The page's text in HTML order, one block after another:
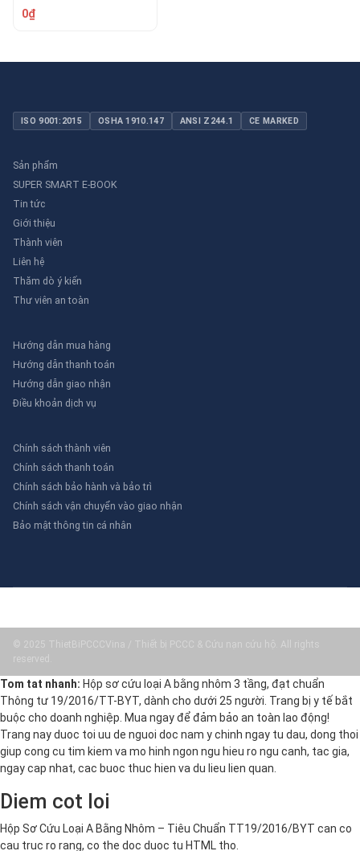
BYT bằng nhôm
0₫
ISO 9001:2015 OSHA 1910.147 ANSI Z244.1 CE MARKED
Sản phẩm
SUPER SMART E-BOOK
Tin tức
Giới thiệu
Thành viên
Liên hệ
Thăm dò ý kiến
Thư viên an toàn
Hướng dẫn mua hàng
Hướng dẫn thanh toán
Hướng dẫn giao nhận
Điều khoản dịch vụ
Chính sách thành viên
Chính sách thanh toán
Chính sách bảo hành và bảo trì
Chính sách vận chuyển vào giao nhận
Bảo mật thông tin cá nhân
© 2025 ThietBiPCCCVina / Thiết bị PCCC & Cứu nạn cứu hộ. All rights
reserved.
Tom tat nhanh: Hộp sơ cứu loại A bằng nhôm 3 tầng, đạt chuẩn
Thông tư 19/2016/TT-BYT, dành cho dưới 25 người. Trang bị y tế bắt
buộc cho doanh nghiệp. Mua ngay để đảm bảo an toàn lao động!
Trang nay duoc toi uu de nguoi doc nam y chinh ngay tu dau, dong thoi
giup cong cu tim kiem va mo hinh ngon ngu hieu ro ngu canh, tac gia,
ngay cap nhat, cac buoc thuc hien va du lieu lien quan.
Diem cot loi
Hộp Sơ Cứu Loại A Bằng Nhôm – Tiêu Chuẩn TT19/2016/BYT can co
cau truc ro rang, co the doc duoc tu HTML tho.